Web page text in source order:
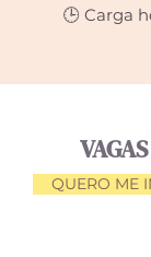
🕒 Carga
QUERO ME